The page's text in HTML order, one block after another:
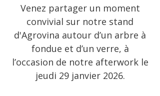
Venez partager un moment
convivial sur notre stand
d'Agrovina autour d’un arbre à
fondue et d’un verre, à
l’occasion de notre afterwork le
jeudi 29 janvier 2026.